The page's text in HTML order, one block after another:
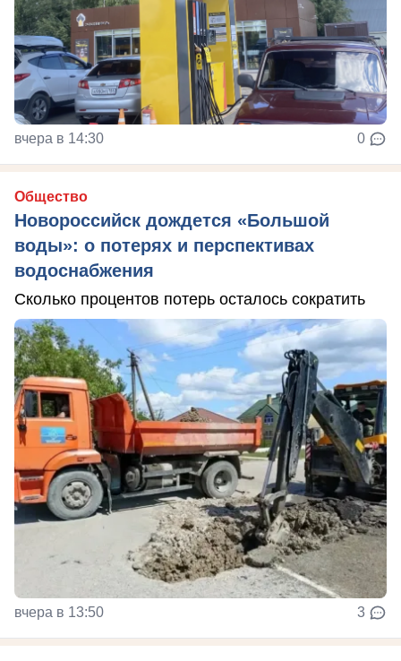
вчера в 14:30 0
Общество
Новороссийск дождется «Большой
воды»: о потерях и перспективах
водоснабжения
Сколько процентов потерь осталось сократить
вчера в 13:50 3